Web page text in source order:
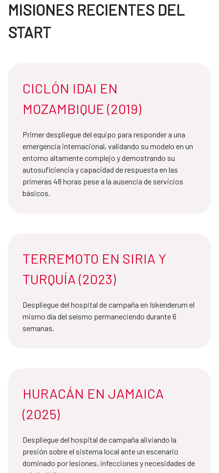
MISIONES RECIENTES DEL
START
CICLÓN IDAI EN
MOZAMBIQUE (2019)
Primer despliegue del equipo para responder a una
emergencia internacional, validando su modelo en un
entorno altamente complejo y demostrando su
autosuficiencia y capacidad de respuesta en las
primeras 48 horas pese a la ausencia de servicios
básicos.
TERREMOTO EN SIRIA Y
TURQUÍA (2023)
Despliegue del hospital de campaña en Iskenderum el
mismo día del seísmo permaneciendo durante 6
semanas.
HURACÁN EN JAMAICA
(2025)
Despliegue del hospital de campaña aliviando la
presión sobre el sistema local ante un escenario
dominado por lesiones, infecciones y necesidades de